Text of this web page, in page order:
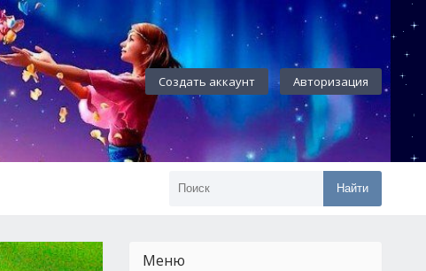
Создать аккаунт Авторизация
Найти
Меню